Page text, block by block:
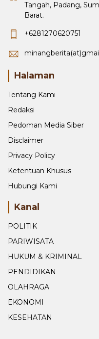
Tangah, Padang,
Barat.
+6281270620751
Halaman
Tentang Kami
Redaksi
Pedoman Media Siber
Disclaimer
Privacy Policy
Ketentuan Khusus
Hubungi Kami
Kanal
POLITIK
PARIWISATA
HUKUM & KRIMINAL
PENDIDIKAN
OLAHRAGA
EKONOMI
KESEHATAN